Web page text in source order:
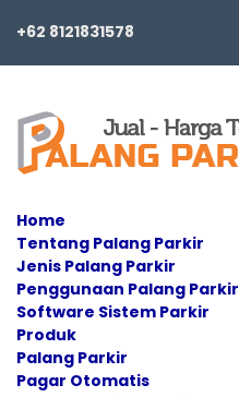
+62 8121831578
Home
Tentang Palang Parkir
Jenis Palang Parkir
Penggunaan Palang Parkir
Software Sistem Parkir
Produk
Palang Parkir
Pagar Otomatis